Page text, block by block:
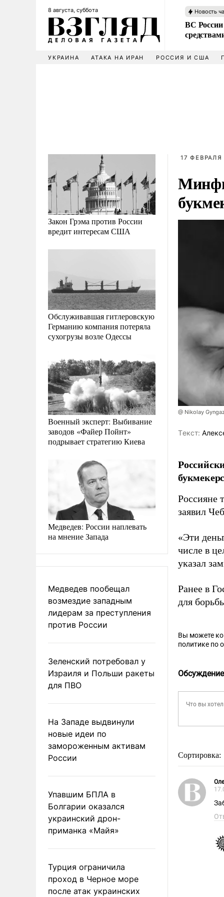
8 августа, суббота Новость
ВС России
УКРАИНА АТАКА НА ИРАН РОССИЯ И США
Закон Грэма против России
вредит интересам США
Обслуживавшая гитлеровскую
Германию компания потеряла
сухогрузы возле Одессы
Военный эксперт: Выбивание
заводов «Файер Пойнт»
подрывает стратегию Киева
Медведев: России наплевать
на мнение Запада
Медведев пообещал
возмездие западным
лидерам за преступления
против России
Зеленский потребовал у
Израиля и Польши ракеты
для ПВО
На Западе выдвинули
новые идеи по
замороженным активам
России
Упавшим БПЛА в
Болгарии оказался
украинский дрон-
приманка «Майя»
Турция ограничила
проход в Черное море
после атак украинских
17
@ Nikolay
Tекст:
Россияне
заявил
«Эти
числе в
указал
Ранее в
для
Вы можете
политике по
Сортировка: